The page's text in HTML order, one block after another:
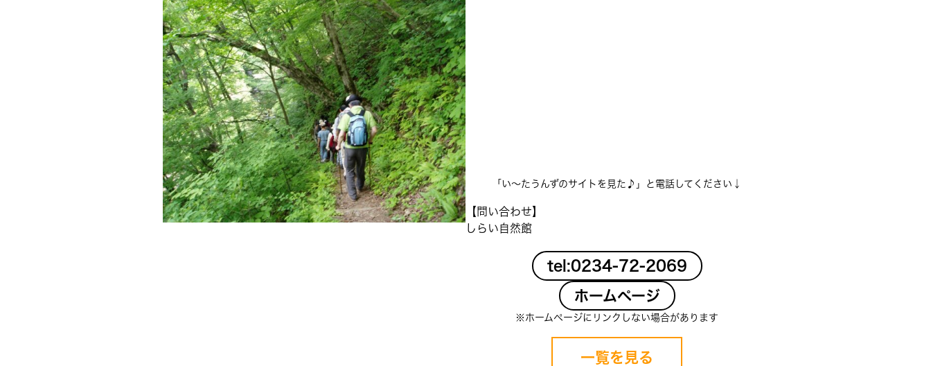
「い〜たうんずのサイトを見た♪」と電話してください↓
【問い合わせ】
しらい自然館
tel:0234-72-2069
ホームページ
※ホームページにリンクしない場合があります
一覧を見る